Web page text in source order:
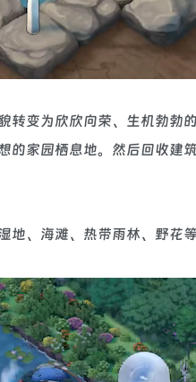
转变为欣欣向荣、生机勃
家园栖息地。然后回收建
地、海滩、热带雨林、野花